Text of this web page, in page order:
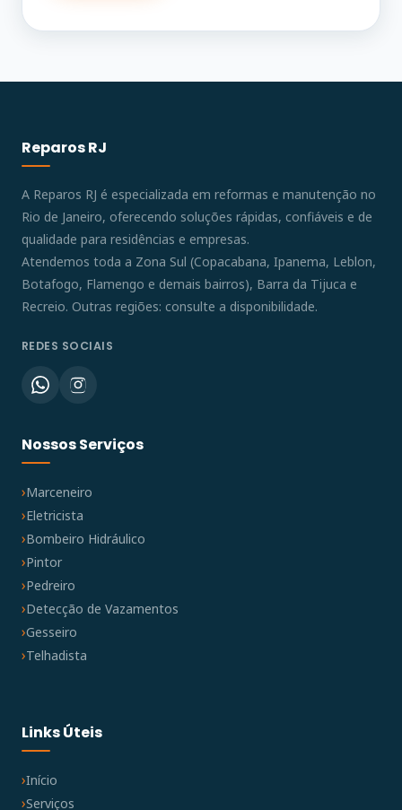
Reparos RJ
A Reparos RJ é especializada em reformas e manutenção no
Rio de Janeiro, oferecendo soluções rápidas, confiáveis e de
qualidade para residências e empresas.
Atendemos toda a Zona Sul (Copacabana, Ipanema, Leblon,
Botafogo, Flamengo e demais bairros), Barra da Tijuca e
Recreio. Outras regiões: consulte a disponibilidade.
REDES SOCIAIS
Nossos Serviços
Marceneiro
Eletricista
Bombeiro Hidráulico
Pintor
Pedreiro
Detecção de Vazamentos
Gesseiro
Telhadista
Links Úteis
Início
Serviços